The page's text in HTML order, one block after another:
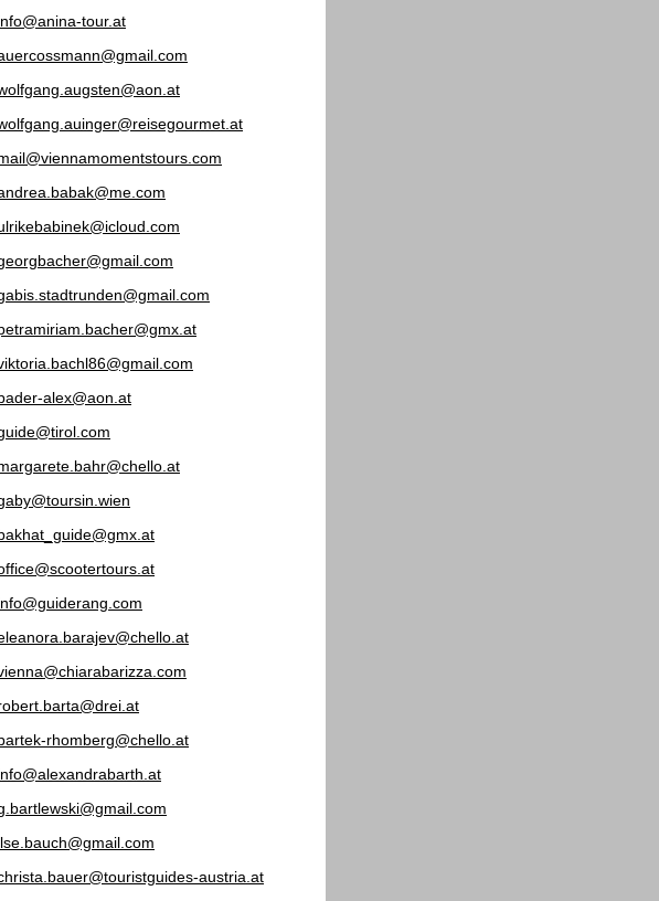
tour.at
alex@aon.at
rhomberg@chello.at
austria.at